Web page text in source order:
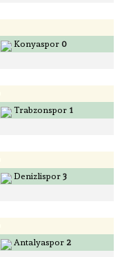
Konyaspor 0
Trabzonspor 1
Denizlispor 3
Antalyaspor 2